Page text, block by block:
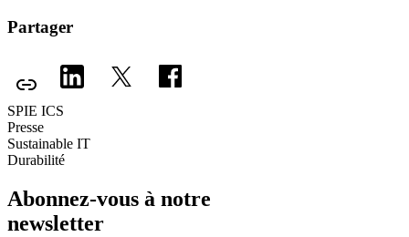
Partager
SPIE ICS
Presse
Sustainable IT
Durabilité
Abonnez-vous à notre
newsletter